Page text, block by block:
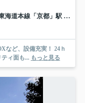
海道本線「京都」駅 徒歩14分
など、設備充実！ 24ｈ
ィ面も... もっと見る